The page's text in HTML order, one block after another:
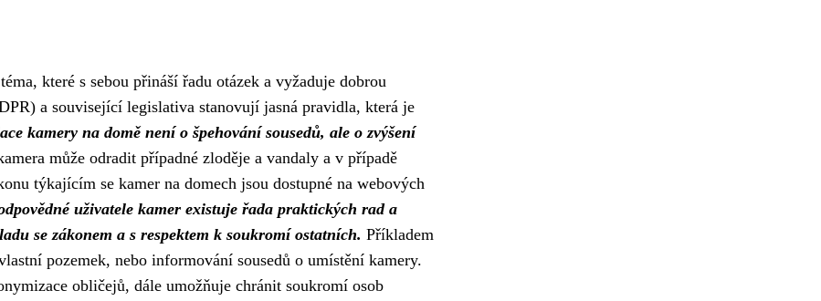
které s sebou přináší řadu otázek a vyžaduje dobrou
a související legislativa stanovují jasná pravidla, která je
kamery na domě není o špehování sousedů, ale o zvýšení
může odradit případné zloděje a vandaly a v případě
týkajícím se kamer na domech jsou dostupné na webových
uživatele kamer existuje řada praktických rad a
se zákonem a s respektem k soukromí ostatních. Příkladem
pozemek, nebo informování sousedů o umístění kamery.
obličejů, dále umožňuje chránit soukromí osob